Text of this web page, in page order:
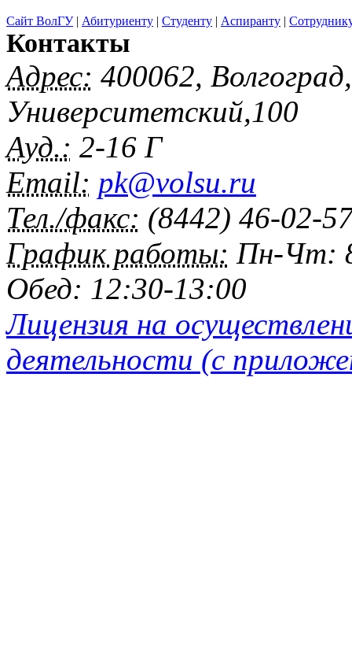
Сайт ВолГУ| Абитуриенту | Студенту | Аспиранту |
Контакты
Адрес: 400062,
Университетский,100
Ауд.: 2-16 Г
Email: pk@volsu.ru
Тел./факс: (8442) 46-02-
График работы: Пн-Чт:
Обед: 12:30-13:00
Лицензия на
деятельности (с